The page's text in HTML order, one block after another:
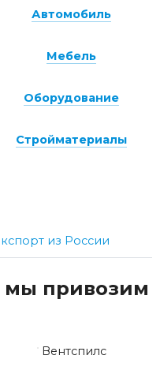
из России
мы привозим
Вентспилс
Автомобиль
Мебель
Оборудование
Стройматериалы